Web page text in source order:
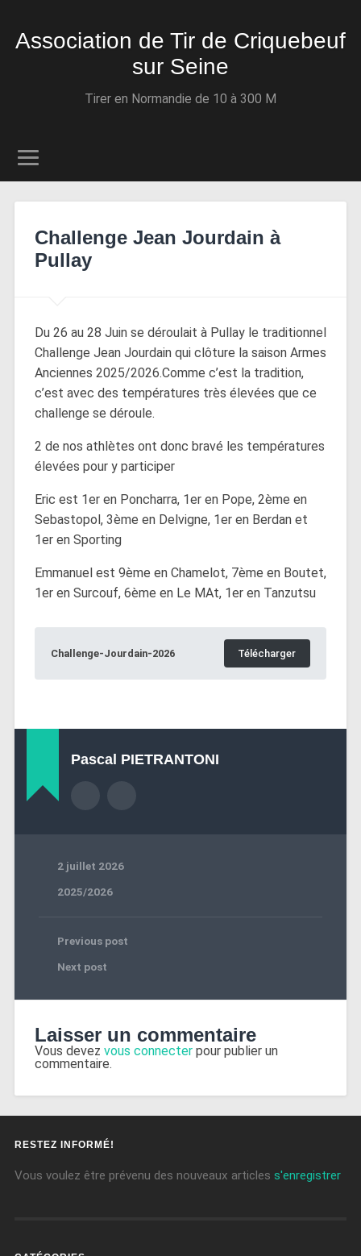
Association de Tir de Criquebeuf
sur Seine
Tirer en Normandie de 10 à 300 M
Challenge Jean Jourdain à
Pullay
Du 26 au 28 Juin se déroulait à Pullay le traditionnel
Challenge Jean Jourdain qui clôture la saison Armes
Anciennes 2025/2026.Comme c’est la tradition,
c’est avec des températures très élevées que ce
challenge se déroule.
2 de nos athlètes ont donc bravé les températures
élevées pour y participer
Eric est 1er en Poncharra, 1er en Pope, 2ème en
Sebastopol, 3ème en Delvigne, 1er en Berdan et
1er en Sporting
Emmanuel est 9ème en Chamelot, 7ème en Boutet,
1er en Surcouf, 6ème en Le MAt, 1er en Tanzutsu
Challenge-Jourdain-2026 Télécharger
Pascal PIETRANTONI
2 juillet 2026
2025/2026
Previous post
Next post
Laisser un commentaire
Vous devez vous connecterpour publier un
commentaire.
RESTEZ INFORMÉ!
Vous voulez être prévenu des nouveaux articles s'enregistrer